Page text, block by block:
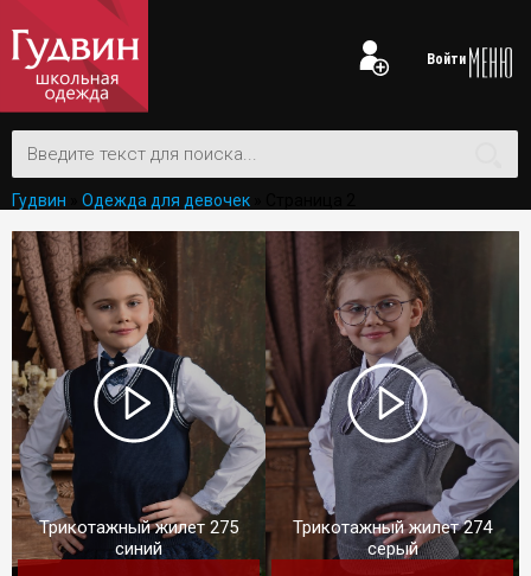
Гудвин Одежда для девочек
Войти
Трикотажный жилет 275
синий
Трикотажный жилет 274
серый